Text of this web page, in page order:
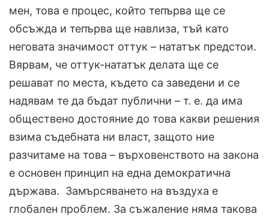
мен, това е процес, който тепърва ще се
обсъжда и тепърва ще навлиза, тъй като
неговата значимост оттук – нататък предстои.
Вярвам, че оттук-нататък делата ще се
решават по места, където са заведени и се
надявам те да бъдат публични – т. е. да има
обществено достояние до това какви решения
взима съдебната ни власт, защото ние
разчитаме на това – върховенството на закона
е основен принцип на една демократична
държава. Замърсяването на въздуха е
глобален проблем. За съжаление няма такова